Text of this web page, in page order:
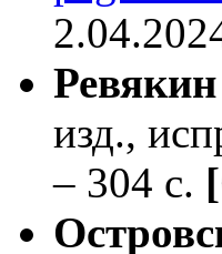
изд.,
– 304 с.